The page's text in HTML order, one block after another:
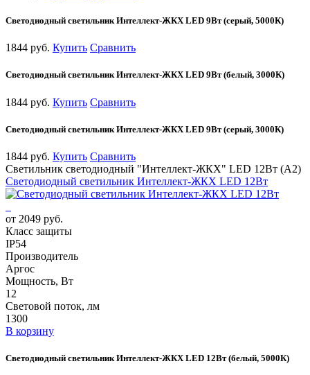
Светодиодный светильник Интеллект-ЖКХ LED 9Вт (серый, 5000К)
1844 руб. Купить Сравнить
Светодиодный светильник Интеллект-ЖКХ LED 9Вт (белый, 3000К)
1844 руб. Купить Сравнить
Светодиодный светильник Интеллект-ЖКХ LED 9Вт (серый, 3000К)
1844 руб. Купить Сравнить
Светильник светодиодный "Интеллект-ЖКХ" LED 12Вт (А2)
Светодиодный светильник Интеллект-ЖКХ LED 12Вт
от 2049 руб.
Класс защиты
IP54
Производитель
Аргос
Мощность, Вт
12
Световой поток, лм
1300
В корзину
Светодиодный светильник Интеллект-ЖКХ LED 12Вт (белый, 5000К)